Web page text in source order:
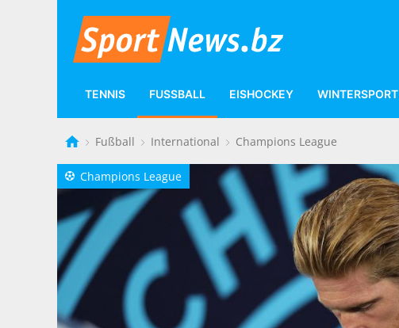
TENNIS FUSSBALL EISHOCKEY WINTERSPORT
Fußball International Champions League
a Champions League